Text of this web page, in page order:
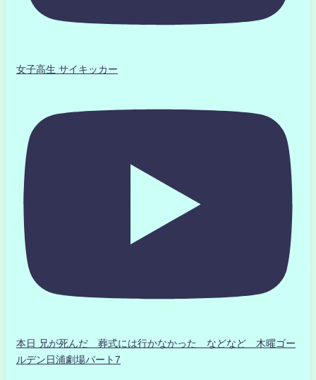
女子高生 サイキッカー
本日 兄が死んだ 葬式には行かなかった などなど 木曜ゴー
ルデン日浦劇場パート7